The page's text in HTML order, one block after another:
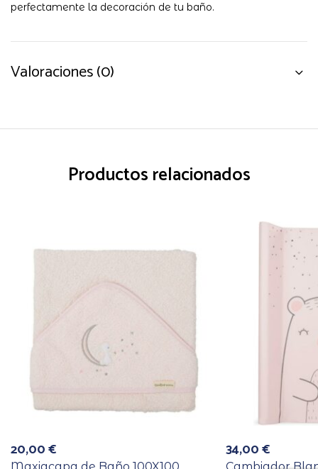
perfectamente la decoración de tu baño.
Valoraciones (0)
Productos relacionados
20,00€ 34,00€